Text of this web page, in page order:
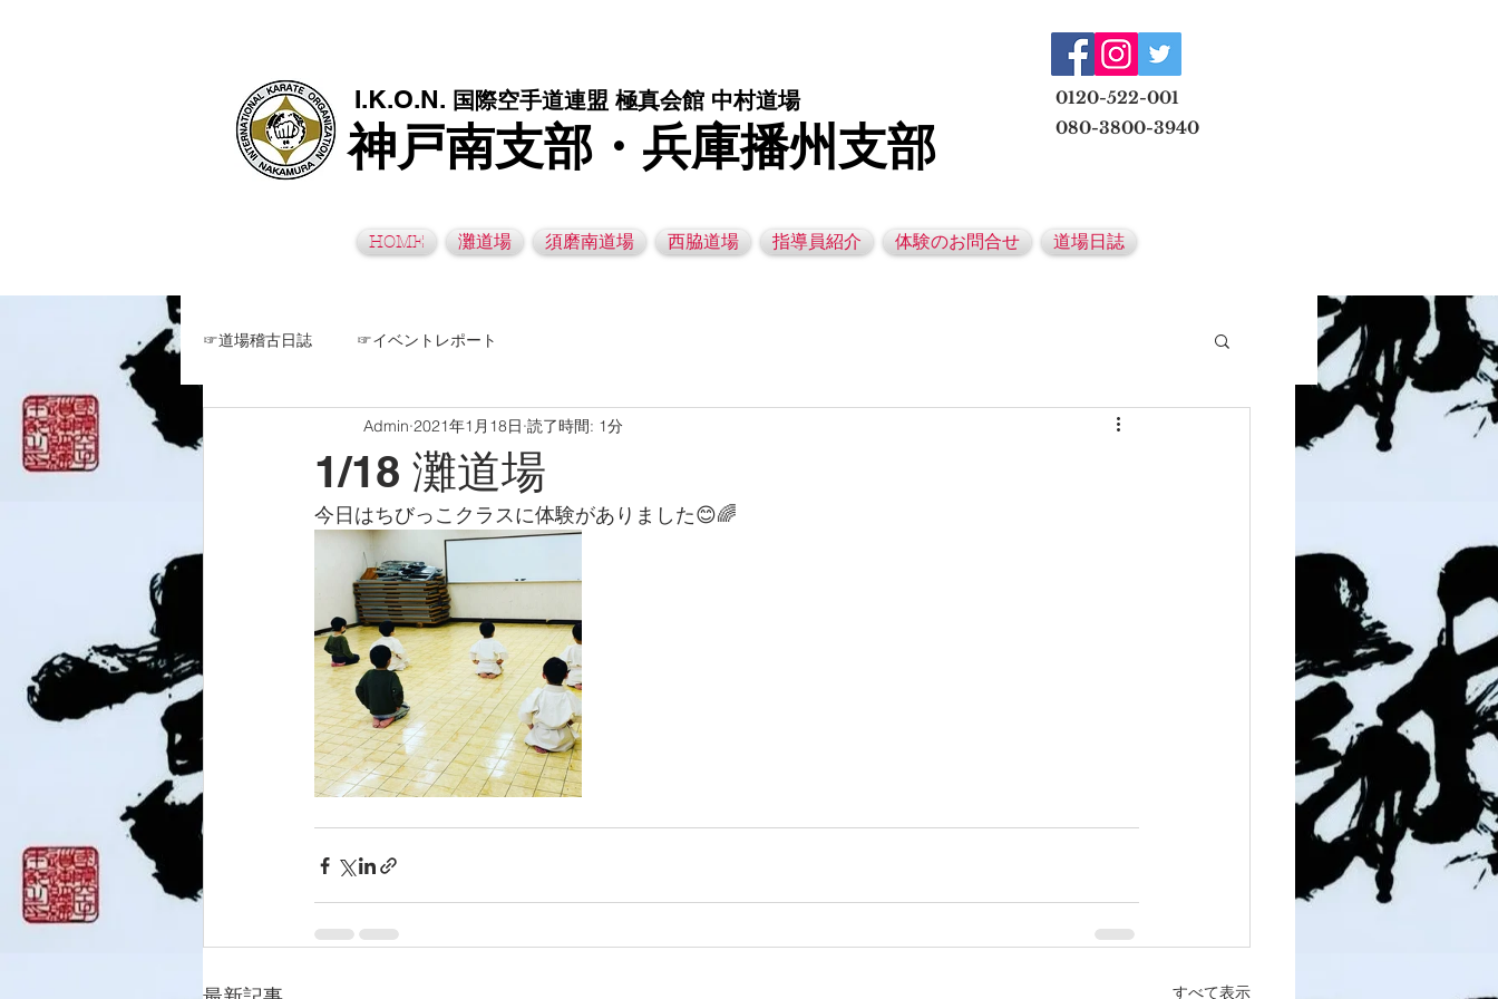
I.K.O.N. 国際空手道連盟 極真会館 中村道場
神戸南支部・兵庫播州支部
0120-522-001
080-3800-3940
HOME 灘道場 須磨南道場 西脇道場 指導員紹介 体験のお問合せ 道場日誌
☞道場稽古日誌 ☞イベントレポート
1/18 灘道場
Admin 2021年1月18日 読了時間: 1分
今日はちびっこクラスに体験がありました😊🌈
すべて表示